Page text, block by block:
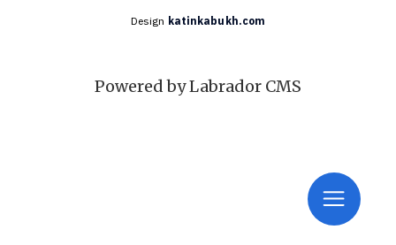
Design katinkabukh.com
Powered by Labrador CMS